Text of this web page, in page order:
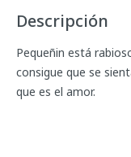
Descripción
Pequeñin está
consigue que se
que es el amor.